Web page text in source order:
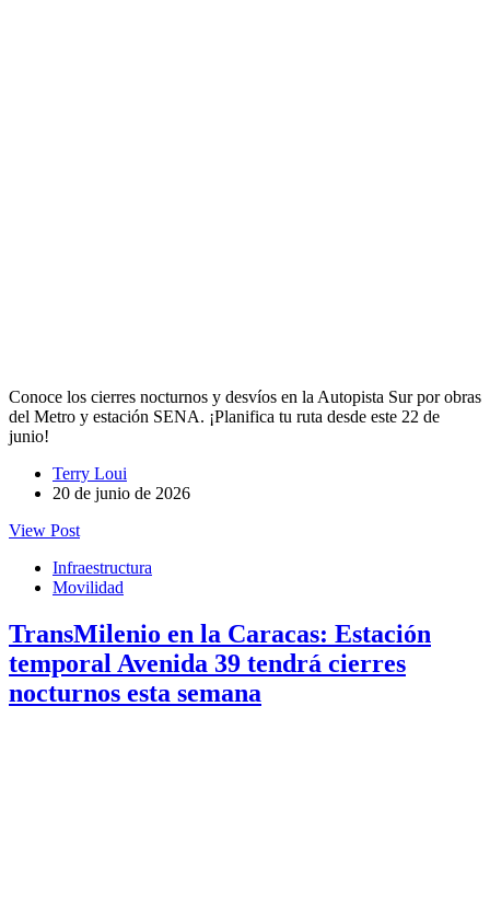
Conoce los cierres nocturnos y desvíos en la Autopista Sur por obras
del Metro y estación SENA. ¡Planifica tu ruta desde este 22 de
junio!
Terry Loui
20 de junio de 2026
View Post
Infraestructura
Movilidad
TransMilenio en la Caracas: Estación
temporal Avenida 39 tendrá cierres
nocturnos esta semana